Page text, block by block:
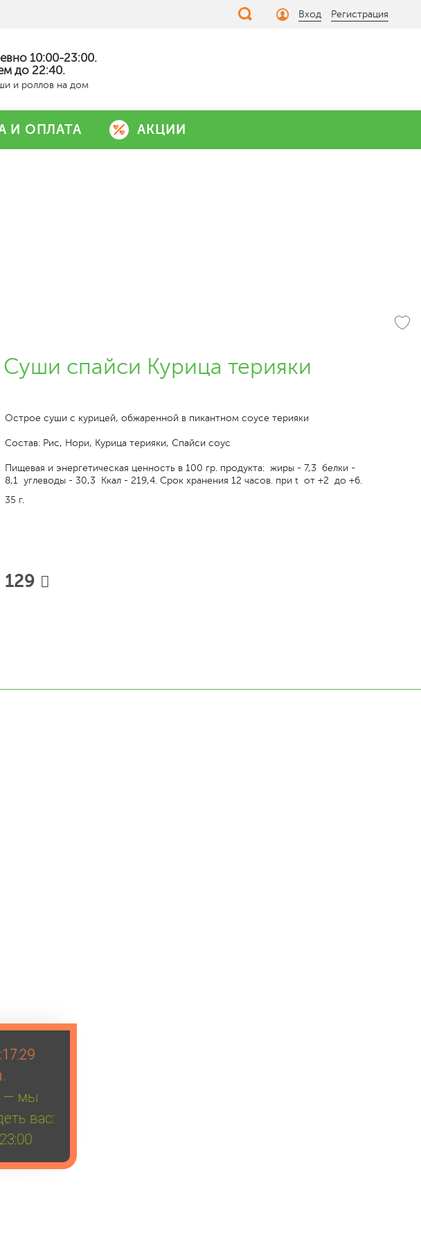
— мы
вас:
Вход Регистрация
10:00-23:00.
до 22:40.
и роллов на дом
И ОПЛАТА АКЦИИ
Суши спайси Курица терияки
Острое суши с курицей, обжаренной в пикантном соусе терияки
Состав: Рис, Нори, Курица терияки, Спайси соус
Пищевая и энергетическая ценность в 100 гр. продукта: жиры - 7,3 белки -
8,1 углеводы - 30,3 Ккал - 219,4. Срок хранения 12 часов. при t от +2 до +6.
35 г.
129